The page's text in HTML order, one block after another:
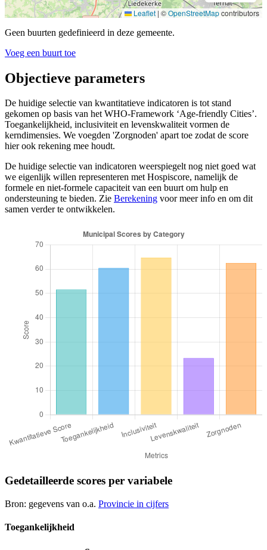
Leaflet | ©OpenStreetMapcontributors
Geen buurten gedefinieerd in deze gemeente.
Voeg een buurt toe
Objectieve parameters
De huidige selectie van kwantitatieve indicatoren is tot stand
gekomen op basis van het WHO-Framework ‘Age-friendly Cities’.
Toegankelijkheid, inclusiviteit en levenskwaliteit vormen de
kerndimensies. We voegden 'Zorgnoden' apart toe zodat de score
hier ook rekening mee houdt.
De huidige selectie van indicatoren weerspiegelt nog niet goed wat
we eigenlijk willen representeren met Hospiscore, namelijk de
formele en niet-formele capaciteit van een buurt om hulp en
ondersteuning te bieden. Zie Berekening voor meer info en om dit
samen verder te ontwikkelen.
Gedetailleerde scores per variabele
Bron: gegevens van o.a. Provincie in cijfers
Toegankelijkheid